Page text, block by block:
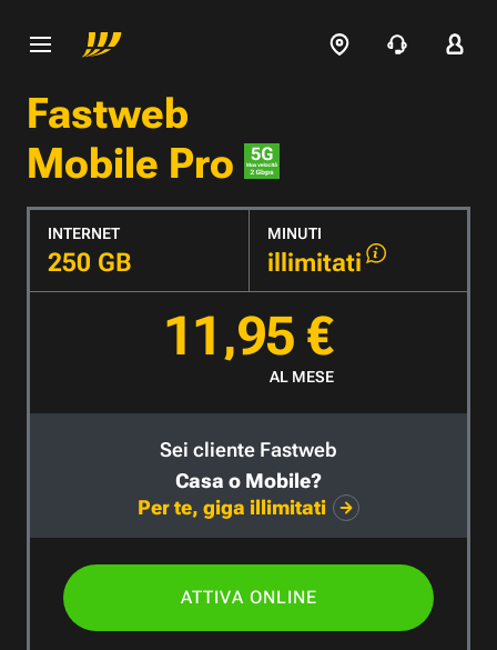
Fastweb
Mobile Pro
INTERNET
250 GB
MINUTI
illimitati
11,95 €
AL MESE
Sei cliente Fastweb
Casa o Mobile?
Per te, giga illimitati
ATTIVA ONLINE